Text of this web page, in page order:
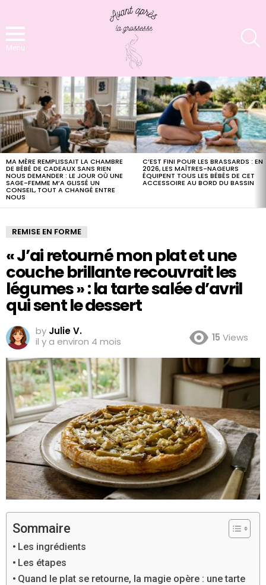
Menu
LATEST
STORIES
MA MÈRE REMPLISSAIT LA CHAMBRE
DE BÉBÉ DE CADEAUX SANS RIEN
NOUS DEMANDER : LE JOUR OÙ UNE
SAGE-FEMME M’A GLISSÉ UN
CONSEIL, TOUT A CHANGÉ ENTRE
NOUS
C’EST FINI POUR LES BRASSARDS : EN
2026, LES MAÎTRES-NAGEURS
ÉQUIPENT TOUS LES BÉBÉS DE CET
ACCESSOIRE AU BORD DU BASSIN
REMISE EN FORME
« J’ai retourné mon plat et une
couche brillante recouvrait les
légumes » : la tarte salée d’avril
qui sent le dessert
by Julie V.
il y a environ 4 mois
15 Views
Sommaire
Les ingrédients
Les étapes
Quand le plat se retourne, la magie opère : une tarte